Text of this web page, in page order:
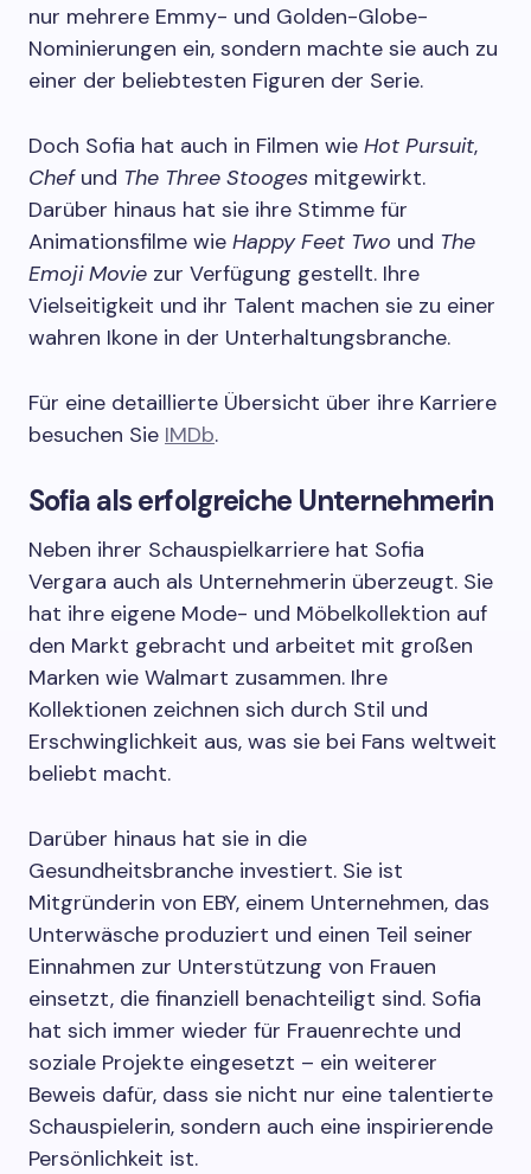
nur mehrere Emmy- und Golden-Globe-
Nominierungen ein, sondern machte sie auch zu
einer der beliebtesten Figuren der Serie.
Doch Sofia hat auch in Filmen wie Hot Pursuit,
Chefund The Three Stooges mitgewirkt.
Darüber hinaus hat sie ihre Stimme für
Animationsfilme wie Happy Feet Two und The
Emoji Movie zur Verfügung gestellt. Ihre
Vielseitigkeit und ihr Talent machen sie zu einer
wahren Ikone in der Unterhaltungsbranche.
Für eine detaillierte Übersicht über ihre Karriere
besuchen Sie IMDb.
Sofia als erfolgreiche Unternehmerin
Neben ihrer Schauspielkarriere hat Sofia
Vergara auch als Unternehmerin überzeugt. Sie
hat ihre eigene Mode- und Möbelkollektion auf
den Markt gebracht und arbeitet mit großen
Marken wie Walmart zusammen. Ihre
Kollektionen zeichnen sich durch Stil und
Erschwinglichkeit aus, was sie bei Fans weltweit
beliebt macht.
Darüber hinaus hat sie in die
Gesundheitsbranche investiert. Sie ist
Mitgründerin von EBY, einem Unternehmen, das
Unterwäsche produziert und einen Teil seiner
Einnahmen zur Unterstützung von Frauen
einsetzt, die finanziell benachteiligt sind. Sofia
hat sich immer wieder für Frauenrechte und
soziale Projekte eingesetzt – ein weiterer
Beweis dafür, dass sie nicht nur eine talentierte
Schauspielerin, sondern auch eine inspirierende
Persönlichkeit ist.